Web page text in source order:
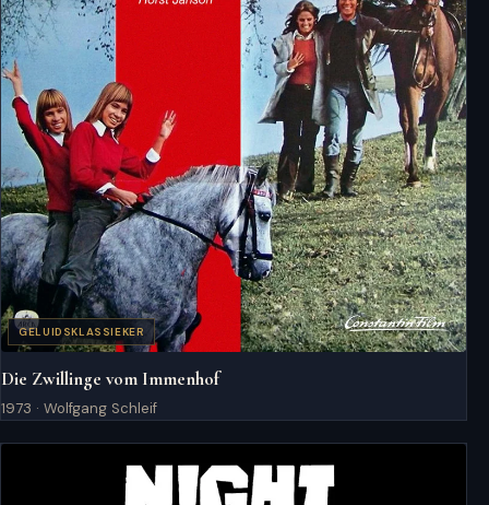
GELUIDSKLASSIEKER
Die Zwillinge vom Immenhof
1973 · Wolfgang Schleif